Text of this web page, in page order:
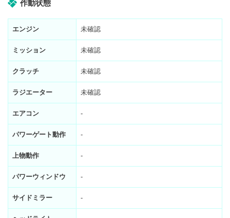
作動状態
エンジン 未確認
ミッション 未確認
クラッチ 未確認
ラジエーター 未確認
エアコン -
パワーゲート動作 -
上物動作 -
パワーウィンドウ -
サイドミラー -